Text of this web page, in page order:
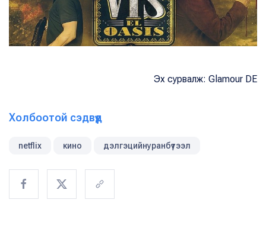
Эх сурвалж: Glamour DE
Холбоотой сэдвүүд
netflix кино дэлгэцийнуранбүтээл